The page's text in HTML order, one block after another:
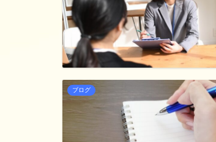
ブログ